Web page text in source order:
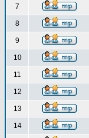
7
8
9
10
11
12
13
14